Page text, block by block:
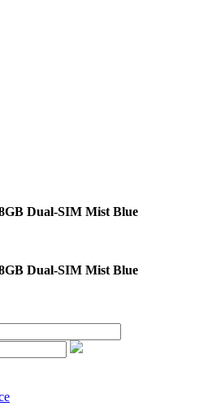
Dual-SIM Mist Blue
Dual-SIM Mist Blue